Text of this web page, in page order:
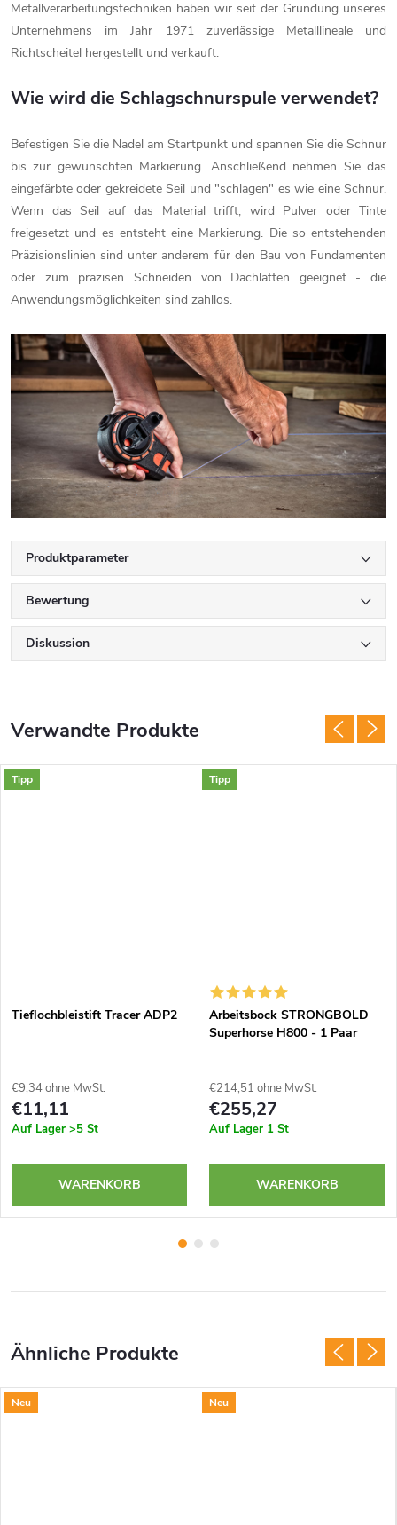
Metallverarbeitungstechniken haben wir seit der Gründung unseres
Unternehmens im Jahr 1971 zuverlässige Metalllineale und
Richtscheitel hergestellt und verkauft.
Wie wird die Schlagschnurspule verwendet?
Befestigen Sie die Nadel am Startpunkt und spannen Sie die Schnur
bis zur gewünschten Markierung. Anschließend nehmen Sie das
eingefärbte oder gekreidete Seil und "schlagen" es wie eine Schnur.
Wenn das Seil auf das Material trifft, wird Pulver oder Tinte
freigesetzt und es entsteht eine Markierung. Die so entstehenden
Präzisionslinien sind unter anderem für den Bau von Fundamenten
oder zum präzisen Schneiden von Dachlatten geeignet - die
Anwendungsmöglichkeiten sind zahllos.
Produktparameter
Bewertung
Diskussion
Verwandte Produkte
Tipp
Tieflochbleistift Tracer ADP2
€9,34 ohne MwSt.
€11,11
Auf Lager >5 St
WARENKORB
Tipp
Arbeitsbock STRONGBOLD
Superhorse H800 - 1 Paar
€214,51 ohne MwSt.
€255,27
Auf Lager 1 St
WARENKORB
Neu Neu